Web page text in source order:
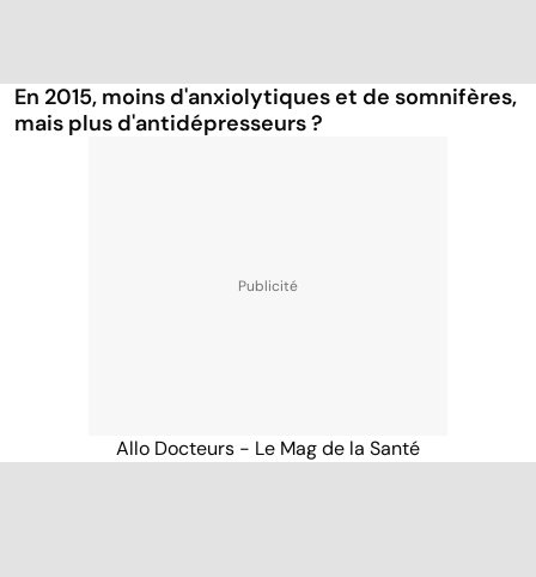
En 2015, moins d'anxiolytiques et de somnifères,
mais plus d'antidépresseurs ?
Allo Docteurs - Le Mag de la Santé